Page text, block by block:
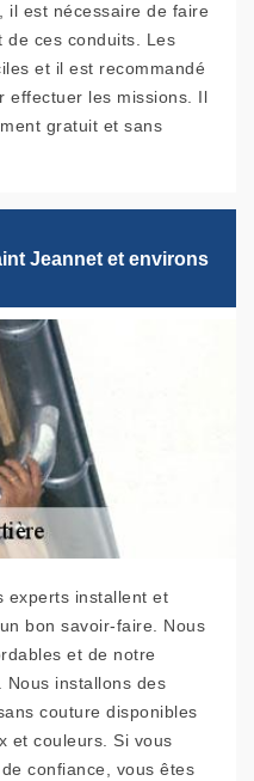
il est nécessaire de faire
de ces conduits. Les
et il est recommandé
effectuer les missions. Il
gratuit et sans
Jeannet et environs
experts installent et
bon savoir-faire. Nous
et de notre
installons des
couture disponibles
et couleurs. Si vous
confiance, vous êtes